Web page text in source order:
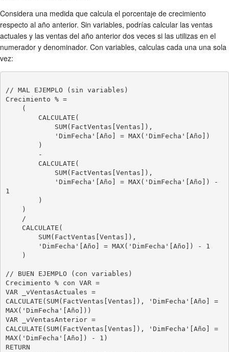
Considera una medida que calcula el porcentaje de crecimiento
respecto al año anterior. Sin variables, podrías calcular las ventas
actuales y las ventas del año anterior dos veces si las utilizas en el
numerador y denominador. Con variables, calculas cada una una sola
vez:
// MAL EJEMPLO (sin variables)
Crecimiento % =
1
// BUEN EJEMPLO (con variables)
Crecimiento % con VAR =
VAR _vVentasActuales =
CALCULATE(SUM(FactVentas[Ventas]), 'DimFecha'[Año] =
MAX('DimFecha'[Año]))
VAR _vVentasAnterior =
CALCULATE(SUM(FactVentas[Ventas]), 'DimFecha'[Año] =
MAX('DimFecha'[Año]) - 1)
RETURN